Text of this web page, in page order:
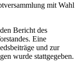
mit Wahl
Bericht des
Eine
und zur
wurde stattgegeben.